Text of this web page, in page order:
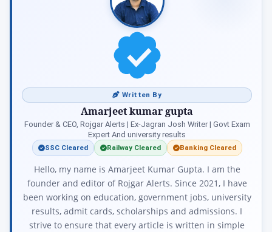
Written By
Amarjeet kumar gupta
Founder & CEO, Rojgar Alerts | Ex-Jagran Josh Writer | Govt Exam
Expert And university results
SSC Cleared Railway Cleared Banking Cleared
Hello, my name is Amarjeet Kumar Gupta. I am the
founder and editor of Rojgar Alerts. Since 2021, I have
been working on education, government jobs, university
results, admit cards, scholarships and admissions. I
strive to ensure that every article is written in simple